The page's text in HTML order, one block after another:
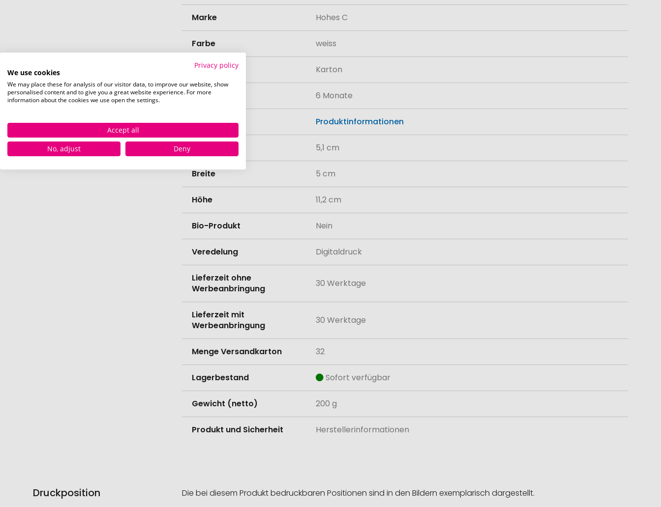
Marke Hohes C
Farbe weiss
Material Karton
Haltbarkeit 6 Monate
Zutaten Produktinformationen
5,1 cm
Breite 5 cm
Höhe 11,2 cm
Bio-Produkt Nein
Veredelung Digitaldruck
Lieferzeit ohne
Werbeanbringung
30 Werktage
Lieferzeit mit
Werbeanbringung
30 Werktage
Menge Versandkarton 32
Lagerbestand Sofort verfügbar
Gewicht (netto) 200 g
Produkt und Sicherheit Herstellerinformationen
Druckposition Die bei diesem Produkt bedruckbaren Positionen sind in den Bildern exemplarisch dargestellt.
Privacy policy
We use cookies
We may place these for analysis of our visitor data, to improve our website, show
personalised content and to give you a great website experience. For more
information about the cookies we use open the settings.
Accept all
No, adjust
Deny